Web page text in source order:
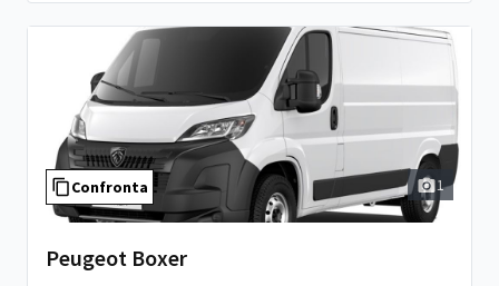
Confronta 1
Peugeot Boxer